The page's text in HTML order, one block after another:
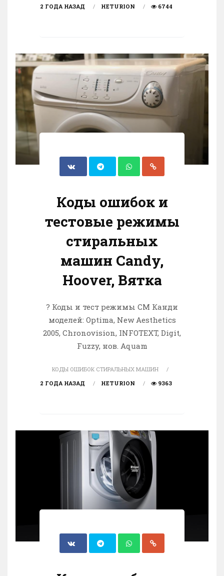
2 ГОДА НАЗАД
HETURION 6744
Коды ошибок и
тестовые режимы
стиральных
машин Candy,
Hoover, Вятка
? Коды и тест режимы СМ Канди
моделей: Optima, New Aesthetics
2005, Chronovision, INFOTEXT, Digit,
Fuzzy, нов. Aquam
КОДЫ ОШИБОК СТИРАЛЬНЫХ МАШИН
2 ГОДА НАЗАД
HETURION 9363